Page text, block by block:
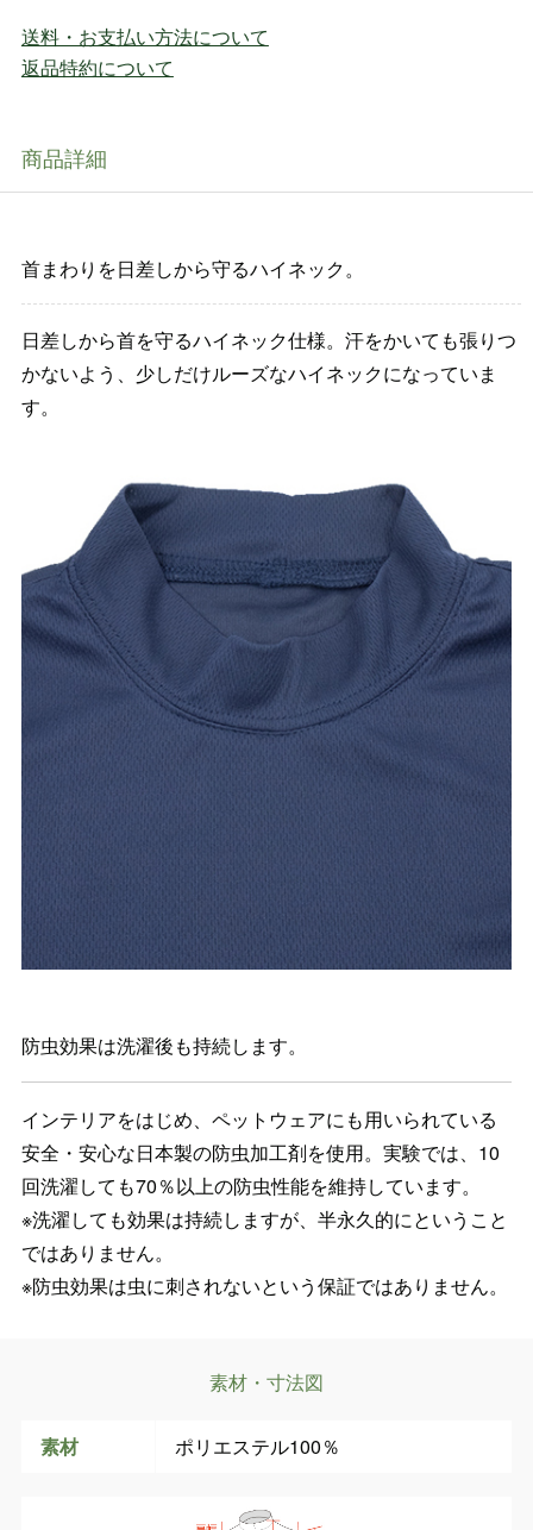
送料・お支払い方法について
返品特約について
商品詳細
首まわりを日差しから守るハイネック。
日差しから首を守るハイネック仕様。汗をかいても張りつ
かないよう、少しだけルーズなハイネックになっていま
す。
防虫効果は洗濯後も持続します。
インテリアをはじめ、ペットウェアにも用いられている
安全・安心な日本製の防虫加工剤を使用。実験では、10
回洗濯しても70％以上の防虫性能を維持しています。
※洗濯しても効果は持続しますが、半永久的にということ
ではありません。
※防虫効果は虫に刺されないという保証ではありません。
素材・寸法図
素材 ポリエステル100％